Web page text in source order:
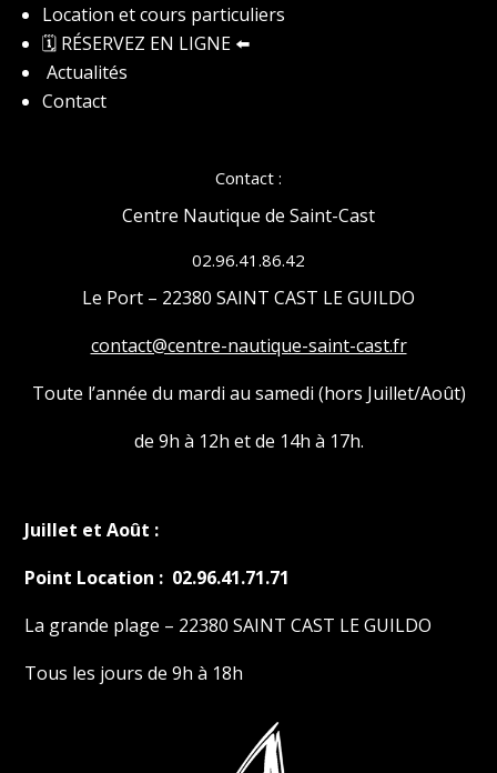
Location et cours particuliers
🗓️ RÉSERVEZ EN LIGNE ⬅️
Actualités
Contact
Contact :
Centre Nautique de Saint-Cast
02.96.41.86.42
Le Port – 22380 SAINT CAST LE GUILDO
contact@centre-nautique-saint-cast.fr
Toute l’année du mardi au samedi (hors Juillet/Août)
de 9h à 12h et de 14h à 17h.
Juillet et Août :
Point Location : 02.96.41.71.71
La grande plage – 22380 SAINT CAST LE GUILDO
Tous les jours de 9h à 18h